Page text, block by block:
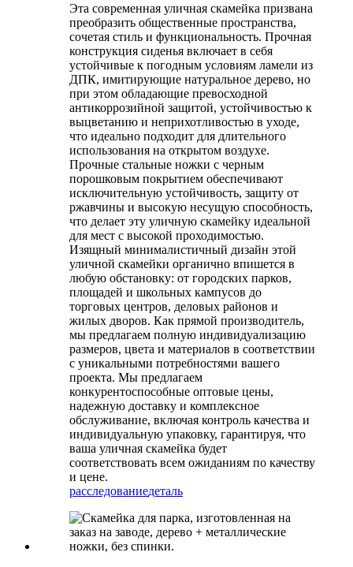
Эта современная уличная скамейка призвана
преобразить общественные пространства,
сочетая стиль и функциональность. Прочная
конструкция сиденья включает в себя
устойчивые к погодным условиям ламели из
ДПК, имитирующие натуральное дерево, но
при этом обладающие превосходной
антикоррозийной защитой, устойчивостью к
выцветанию и неприхотливостью в уходе,
что идеально подходит для длительного
использования на открытом воздухе.
Прочные стальные ножки с черным
порошковым покрытием обеспечивают
исключительную устойчивость, защиту от
ржавчины и высокую несущую способность,
что делает эту уличную скамейку идеальной
для мест с высокой проходимостью.
Изящный минималистичный дизайн этой
уличной скамейки органично впишется в
любую обстановку: от городских парков,
площадей и школьных кампусов до
торговых центров, деловых районов и
жилых дворов. Как прямой производитель,
мы предлагаем полную индивидуализацию
размеров, цвета и материалов в соответствии
с уникальными потребностями вашего
проекта. Мы предлагаем
конкурентоспособные оптовые цены,
надежную доставку и комплексное
обслуживание, включая контроль качества и
индивидуальную упаковку, гарантируя, что
ваша уличная скамейка будет
соответствовать всем ожиданиям по качеству
и цене.
расследованиедеталь